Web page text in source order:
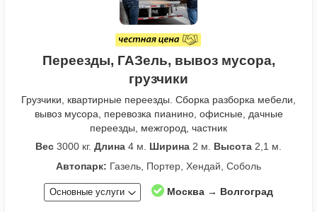
Переезды, ГАЗель, вывоз мусора,
грузчики
Грузчики, квартирные переезды. Сборка разборка мебели,
вывоз мусора, перевозка пианино, офисные, дачные
переезды, межгород, частник
Вес 3000 кг. Длина 4 м. Ширина 2 м. Высота 2,1 м.
Автопарк: Газель, Портер, Хендай, Соболь
Основные услуги Москва → Волгоград